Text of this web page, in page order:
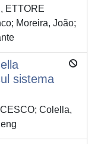
ETTORE
Moreira, João;
sistema
Colella,